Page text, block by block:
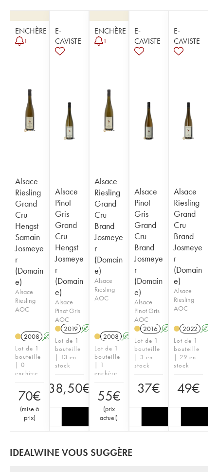
ENCHÈRE
1
Alsace
Riesling
Grand
Cru
Hengst
Samain
Josmeye
r
(Domain
e)
Alsace
Riesling
AOC
2008 A
Lot de 1
bouteille
| 0
enchère
70€
(mise à
prix)
E-
CAVISTE
Alsace
Pinot
Gris
Grand
Cru
Hengst
Josmeye
r
(Domain
e)
Alsace
Pinot Gris
AOC
2019 A
Lot de 1
bouteille
| 13 en
stock
38,50€
ENCHÈRE
1
Alsace
Riesling
Grand
Cru
Brand
Josmeye
r
(Domain
e)
Alsace
Riesling
AOC
2008 A
Lot de 1
bouteille
| 1
enchère
55€
(prix
actuel)
E-
CAVISTE
Alsace
Pinot
Gris
Grand
Cru
Brand
Josmeye
r
(Domain
e)
Alsace
Pinot Gris
AOC
2016 A
Lot de 1
bouteille
| 3 en
stock
37€
E-
CAVISTE
Alsace
Riesling
Grand
Cru
Brand
Josmeye
r
(Domain
e)
Alsace
Riesling
AOC
2022 A
Lot de 1
bouteille
| 29 en
stock
49€
IDEALWINE VOUS SUGGÈRE